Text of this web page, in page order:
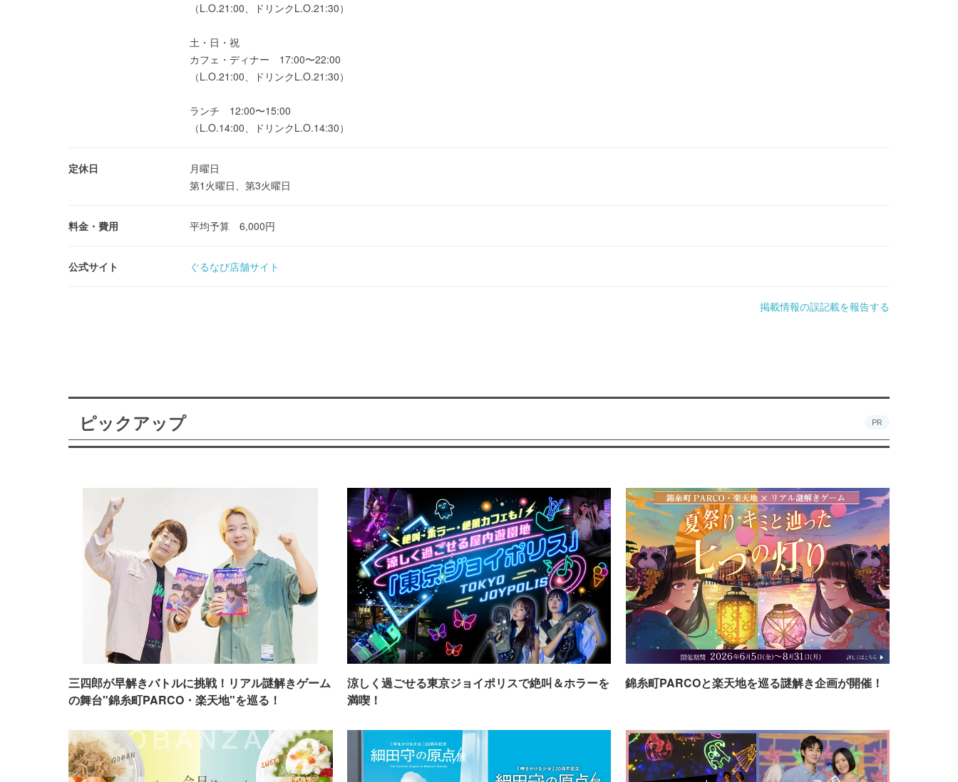
（L.O.21:00、ドリンクL.O.21:30）
土・日・祝
カフェ・ディナー 17:00〜22:00
（L.O.21:00、ドリンクL.O.21:30）
ランチ 12:00〜15:00
（L.O.14:00、ドリンクL.O.14:30）
定休日
月曜日
第1火曜日、第3火曜日
料金・費用 平均予算 6,000円
公式サイト ぐるなび店舗サイト
掲載情報の誤記載を報告する
ピックアップ PR
三四郎が早解きバトルに挑戦！リアル謎解きゲーム
の舞台"錦糸町PARCO・楽天地"を巡る！
涼しく過ごせる東京ジョイポリスで絶叫＆ホラーを
満喫！
錦糸町PARCOと楽天地を巡る謎解き企画が開催！